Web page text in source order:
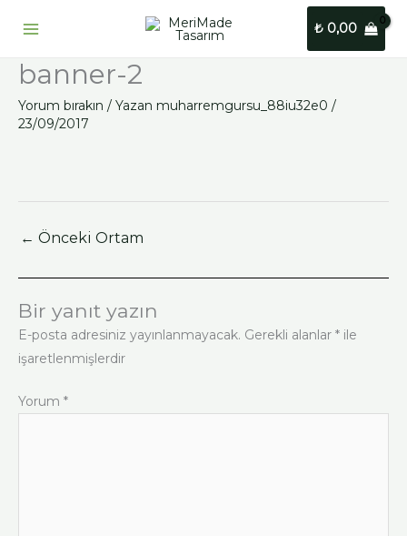
₺ 0,00
banner-2
Yorum bırakın / Yazan muharremgursu_88iu32e0 /
23/09/2017
← Önceki Ortam
Bir yanıt yazın
E-posta adresiniz yayınlanmayacak. Gerekli alanlar * ile
işaretlenmişlerdir
Yorum *